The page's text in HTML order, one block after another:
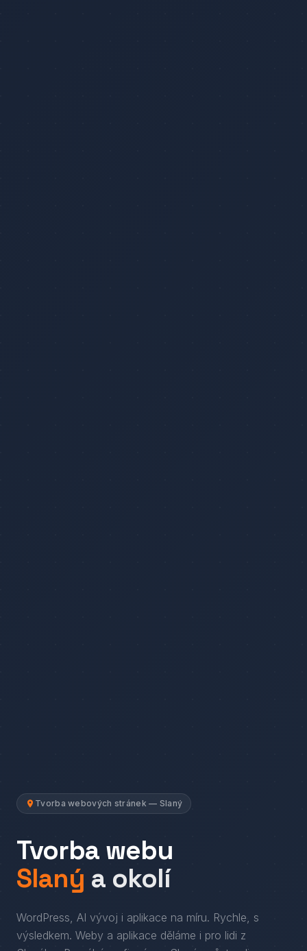
Tvorba webových stránek — Slaný
Tvorba webu
Slaný a okolí
WordPress, AI vývoj i aplikace na míru. Rychle, s
výsledkem. Weby a aplikace děláme i pro lidi z